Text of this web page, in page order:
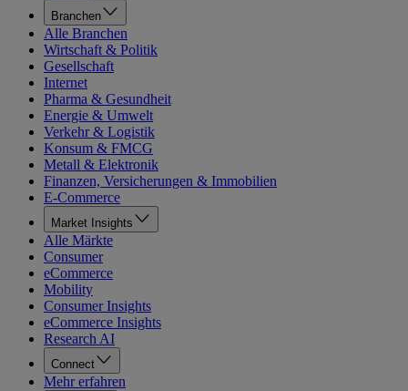
Branchen
Alle Branchen
Wirtschaft & Politik
Gesellschaft
Internet
Pharma & Gesundheit
Energie & Umwelt
Verkehr & Logistik
Konsum & FMCG
Metall & Elektronik
Finanzen, Versicherungen & Immobilien
E-Commerce
Market Insights
Alle Märkte
Consumer
eCommerce
Mobility
Consumer Insights
eCommerce Insights
Research AI
Connect
Mehr erfahren